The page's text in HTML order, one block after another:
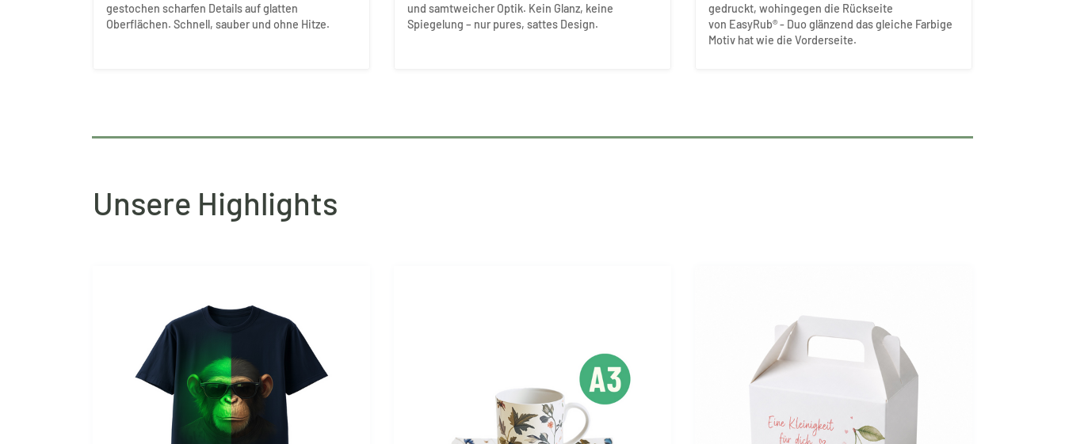
gestochen scharfen Details auf glatten
Oberflächen. Schnell, sauber und ohne Hitze.
und samtweicher Optik. Kein Glanz, keine
Spiegelung – nur pures, sattes Design.
gedruckt, wohingegen die Rückseite
von EasyRub® - Duo glänzend das gleiche Farbige
Motiv hat wie die Vorderseite.
Unsere Highlights